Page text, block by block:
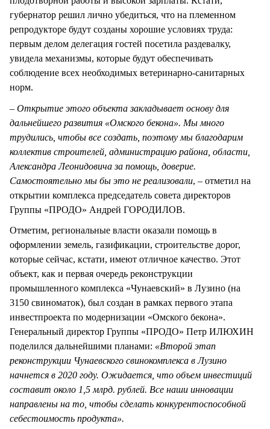
губернатор решил лично убедиться, что на племенном
репродукторе будут созданы хорошие условиях труда:
первым делом делегация гостей посетила раздевалку,
увидела механизмы, которые будут обеспечивать
соблюдение всех необходимых ветеринарно-санитарных
норм.
– Открытие этого объекта закладывает основу для
дальнейшего развития «Омского бекона». Мы много
трудились, чтобы все создать, поэтому мы благодарим
коллектив строителей, администрацию района, области,
Александра Леонидовича за помощь, доверие.
Самостоятельно мы бы это не реализовали, – отметил на
открытии комплекса председатель совета директоров
Группы «ПРОДО» Андрей ГОРОДИЛОВ.
Отметим, региональные власти оказали помощь в
оформлении земель, газификации, строительстве дорог,
которые сейчас, кстати, имеют отличное качество. Этот
объект, как и первая очередь реконструкции
промышленного комплекса «Чунаевский» в Лузино (на
3150 свиноматок), был создан в рамках первого этапа
инвестпроекта по модернизации «Омского бекона».
Генеральный директор Группы «ПРОДО» Петр ИЛЮХИН
поделился дальнейшими планами: «Второй этап
реконструкции Чунаевского свинокомплекса в Лузино
начнется в 2020 году. Ожидается, что объем инвестиций
составит около 1,5 млрд. рублей. Все наши инновации
направлены на то, чтобы сделать конкурентоспособной
себестоимость продукта».